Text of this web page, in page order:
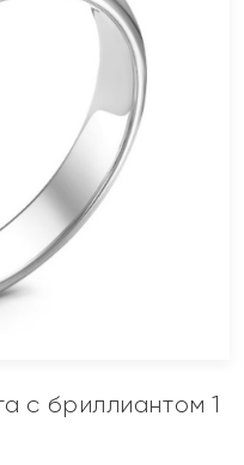
с бриллиантом 1